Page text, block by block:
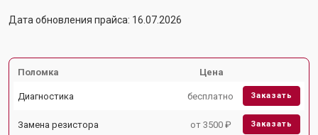
Дата обновления прайса: 16.07.2026
Поломка Цена
Диагностика бесплатно Заказать
Замена резистора от 3500 ₽ Заказать